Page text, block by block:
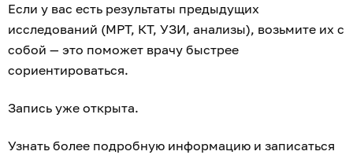
Если у вас есть результаты предыдущих
исследований (МРТ, КТ, УЗИ, анализы), возьмите их с
собой — это поможет врачу быстрее
сориентироваться.
Запись уже открыта.
Узнать более подробную информацию и записаться